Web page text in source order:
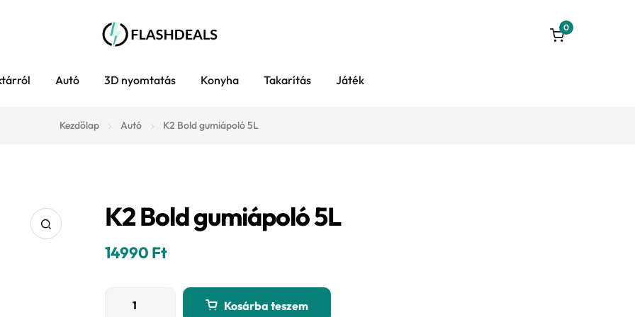
0
Autó 3D nyomtatás Konyha Takarítás Játék
Kezdőlap Autó K2 Bold gumiápoló 5L
K2 Bold gumiápoló 5L
14990 Ft
Kosárba teszem